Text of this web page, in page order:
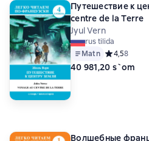
Путешествие к
centre de la Terre
Jyul Vern
rus tilida
Matn Средний
4,58
40 981,20 s`om
Волшебные